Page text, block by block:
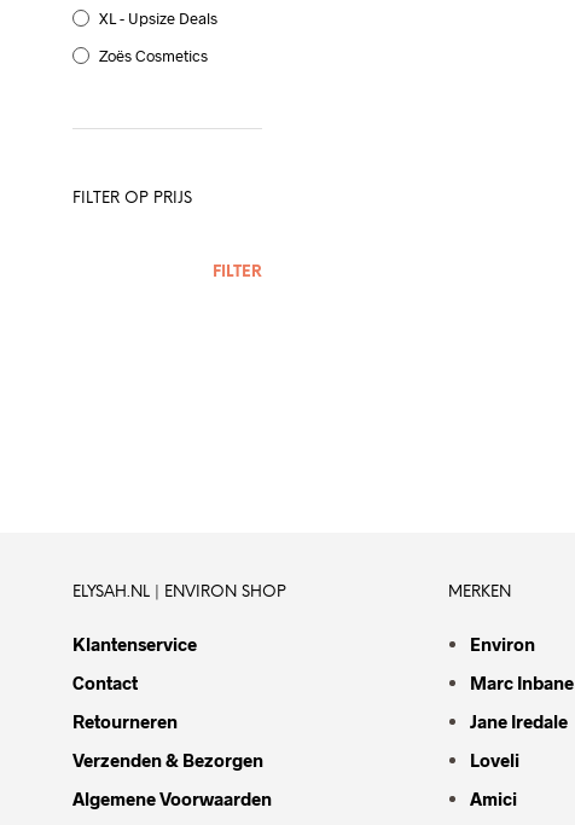
XL - Upsize Deals
Zoës Cosmetics
FILTER OP PRIJS
FILTER
ELYSAH.NL | ENVIRON SHOP
Klantenservice
Contact
Retourneren
Verzenden & Bezorgen
Algemene Voorwaarden
MERKEN
Environ
Marc Inbane
Jane Iredale
Loveli
Amici